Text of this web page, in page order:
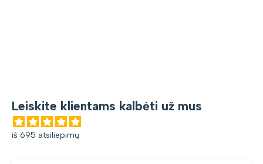
Leiskite klientams kalbėti už mus
iš 695 atsiliepimų